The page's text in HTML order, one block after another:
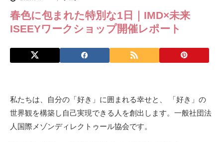
春色に包まれた特別な1日｜IMD×未来
ISEEYワークショップ開催レポート
私たちは、自分の「好き」に囲まれる幸せと、 「好き」の
世界観を構築し自己実現できる人を創出します。一般社団法
人国際メゾンディレクトゥール協会です。